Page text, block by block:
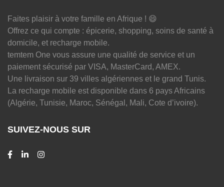
Faites plaisir à votre famille en Afrique ! 😄
Offrez ce qui compte : épicerie, shopping, soins de santé à
domicile, et recharge mobile.
temtem One vous assure une qualité de service et un
paiement sécurisé par VISA, MasterCard, AMEX.
Une livraison sur 39 villes algériennes et le grand Tunis.
La recharge mobile est disponible dans 6 pays Africains
(Algérie, Tunisie, Maroc, Sénégal, Mali, Cote d’ivoire).
SUIVEZ-NOUS SUR